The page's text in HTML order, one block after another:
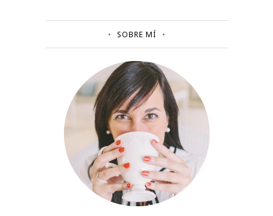
SOBRE MÍ